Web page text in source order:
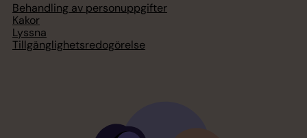
Behandling av personuppgifter
Kakor
Lyssna
Tillgänglighetsredogörelse